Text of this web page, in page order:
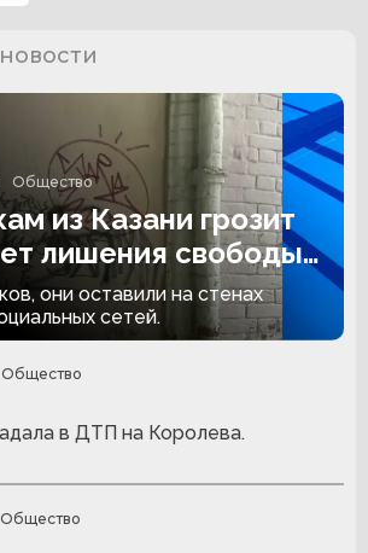
Общество
из Казани грозит
лишения свободы
они оставили на стенах
сетей.
Общество
в ДТП на Королева.
Общество